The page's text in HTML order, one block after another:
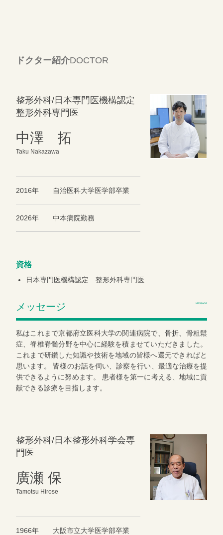
ドクター紹介DOCTOR
整形外科/日本専門医機構認定
整形外科専門医
中澤 拓
Taku Nakazawa
2016年 自治医科大学医学部卒業
2026年 中本病院勤務
資格
日本専門医機構認定 整形外科専門医
メッセージ MESSAGE
私はこれまで京都府立医科大学の関連病院で、骨折、骨粗鬆
症、脊椎脊髄分野を中心に経験を積ませていただきました。
これまで研鑽した知識や技術を地域の皆様へ還元できればと
思います。 皆様のお話を伺い、診察を行い、最適な治療を提
供できるように努めます。 患者様を第一に考える、地域に貢
献できる診療を目指します。
整形外科/日本整形外科学会専
門医
廣瀬 保
Tamotsu Hirose
1966年 大阪市立大学医学部卒業